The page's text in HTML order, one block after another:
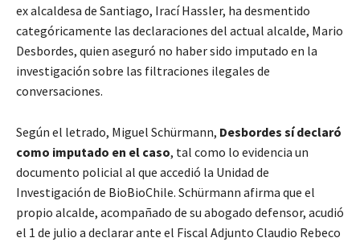
ex alcaldesa de Santiago, Irací Hassler, ha desmentido
categóricamente las declaraciones del actual alcalde, Mario
Desbordes, quien aseguró no haber sido imputado en la
investigación sobre las filtraciones ilegales de
conversaciones.
Según el letrado, Miguel Schürmann, Desbordes sí declaró
como imputado en el caso, tal como lo evidencia un
documento policial al que accedió la Unidad de
Investigación de BioBioChile. Schürmann afirma que el
propio alcalde, acompañado de su abogado defensor, acudió
el 1 de julio a declarar ante el Fiscal Adjunto Claudio Rebeco